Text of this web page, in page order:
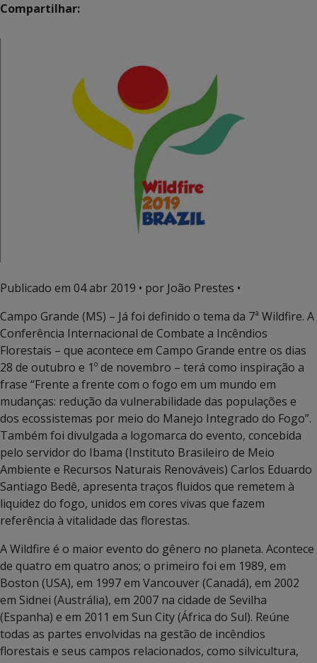
Compartilhar:
Publicado em 04 abr 2019 • por João Prestes •
Campo Grande (MS) – Já foi definido o tema da 7ª Wildfire. A
Conferência Internacional de Combate a Incêndios
Florestais – que acontece em Campo Grande entre os dias
28 de outubro e 1º de novembro – terá como inspiração a
frase “Frente a frente com o fogo em um mundo em
mudanças: redução da vulnerabilidade das populações e
dos ecossistemas por meio do Manejo Integrado do Fogo”.
Também foi divulgada a logomarca do evento, concebida
pelo servidor do Ibama (Instituto Brasileiro de Meio
Ambiente e Recursos Naturais Renováveis) Carlos Eduardo
Santiago Bedê, apresenta traços fluidos que remetem à
liquidez do fogo, unidos em cores vivas que fazem
referência à vitalidade das florestas.
A Wildfire é o maior evento do gênero no planeta. Acontece
de quatro em quatro anos; o primeiro foi em 1989, em
Boston (USA), em 1997 em Vancouver (Canadá), em 2002
em Sidnei (Austrália), em 2007 na cidade de Sevilha
(Espanha) e em 2011 em Sun City (África do Sul). Reúne
todas as partes envolvidas na gestão de incêndios
florestais e seus campos relacionados, como silvicultura,